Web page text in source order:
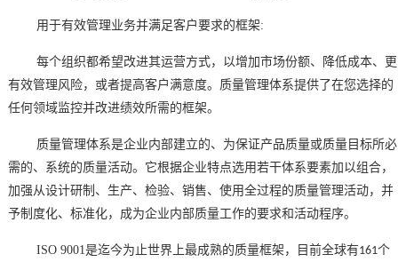
用于有效管理业务并满足客户要求的框架:
每个组织都希望改进其运营方式，以增加市场份额、降低成本、更
有效管理风险，或者提高客户满意度。质量管理体系提供了在您选择的
任何领域监控并改进绩效所需的框架。
质量管理体系是企业内部建立的、为保证产品质量或质量目标所必
需的、系统的质量活动。它根据企业特点选用若干体系要素加以组合，
加强从设计研制、生产、检验、销售、使用全过程的质量管理活动，并
予制度化、标准化，成为企业内部质量工作的要求和活动程序。
ISO 9001是迄今为止世界上最成熟的质量框架，目前全球有161个